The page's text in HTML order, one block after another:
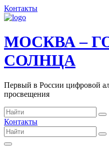
Контакты
МОСКВА –
СОЛНЦА
Первый в России цифровой
просвещения
Контакты